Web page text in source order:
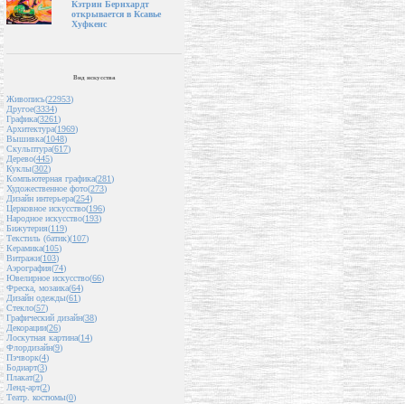
Кэтрин Бернхардт
открывается в Ксавье
Хуфкенс
Вид искусства
Живопись(22953)
Другое(3334)
Графика(3261)
Архитектура(1969)
Вышивка(1048)
Скульптура(617)
Дерево(445)
Куклы(302)
Компьютерная графика(281)
Художественное фото(273)
Дизайн интерьера(254)
Церковное искусство(196)
Народное искусство(193)
Бижутерия(119)
Текстиль (батик)(107)
Керамика(105)
Витражи(103)
Аэрография(74)
Ювелирное искусство(66)
Фреска, мозаика(64)
Дизайн одежды(61)
Стекло(57)
Графический дизайн(38)
Декорации(26)
Лоскутная картина(14)
Флордизайн(9)
Пэчворк(4)
Бодиарт(3)
Плакат(2)
Ленд-арт(2)
Театр. костюмы(0)